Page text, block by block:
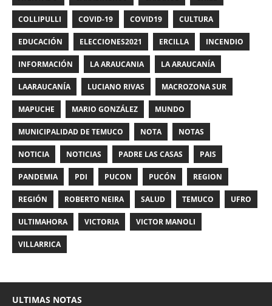
COLLIPULLI COVID-19 COVID19 CULTURA
EDUCACIÓN ELECCIONES2021 ERCILLA INCENDIO
INFORMACIÓN LA ARAUCANIA LA ARAUCANÍA
LAARAUCANÍA LUCIANO RIVAS MACROZONA SUR
MAPUCHE MARIO GONZÁLEZ MUNDO
MUNICIPALIDAD DE TEMUCO NOTA NOTAS
NOTICIA NOTICIAS PADRE LAS CASAS PAIS
PANDEMIA PDI PUCON PUCÓN REGION
REGIÓN ROBERTO NEIRA SALUD TEMUCO UFRO
ULTIMAHORA VICTORIA VICTOR MANOLI
VILLARRICA
ULTIMAS NOTAS